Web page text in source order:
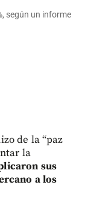
según un informe
de la “paz
la
sus
a los